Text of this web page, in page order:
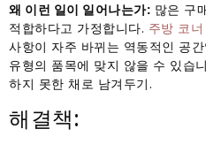
왜 이런 일이 일어나는가: 많은 구
적합하다고 가정합니다. 주방 코
사항이 자주 바뀌는 역동적인 공
유형의 품목에 맞지 않을 수 있습
하지 못한 채로 남겨두기.
해결책: